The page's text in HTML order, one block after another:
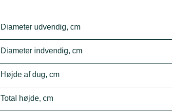
Diameter udvendig, cm
Diameter indvendig, cm
Højde af dug, cm
Total højde, cm